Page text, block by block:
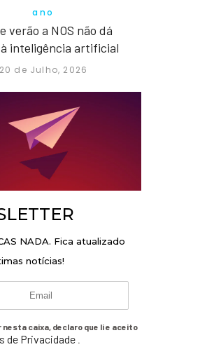
ano
verão a NOS não dá
inteligência artificial
20 de Julho, 2026
NADA. Fica atualizado
notícias!
nesta caixa, declaro que li e aceito
de Privacidade